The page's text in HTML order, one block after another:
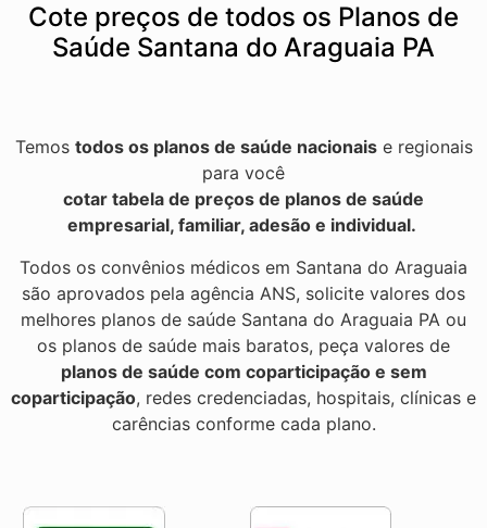
Cote preços de todos os Planos de
Saúde Santana do Araguaia PA
Temos todos os planos de saúde nacionaise regionais
para você
cotar tabela de preços de planos de saúde
empresarial, familiar, adesão e individual.
Todos os convênios médicos em Santana do Araguaia
são aprovados pela agência ANS, solicite valores dos
melhores planos de saúde Santana do Araguaia PA ou
os planos de saúde mais baratos, peça valores de
planos de saúde com coparticipação e sem
coparticipação, redes credenciadas, hospitais, clínicas e
carências conforme cada plano.